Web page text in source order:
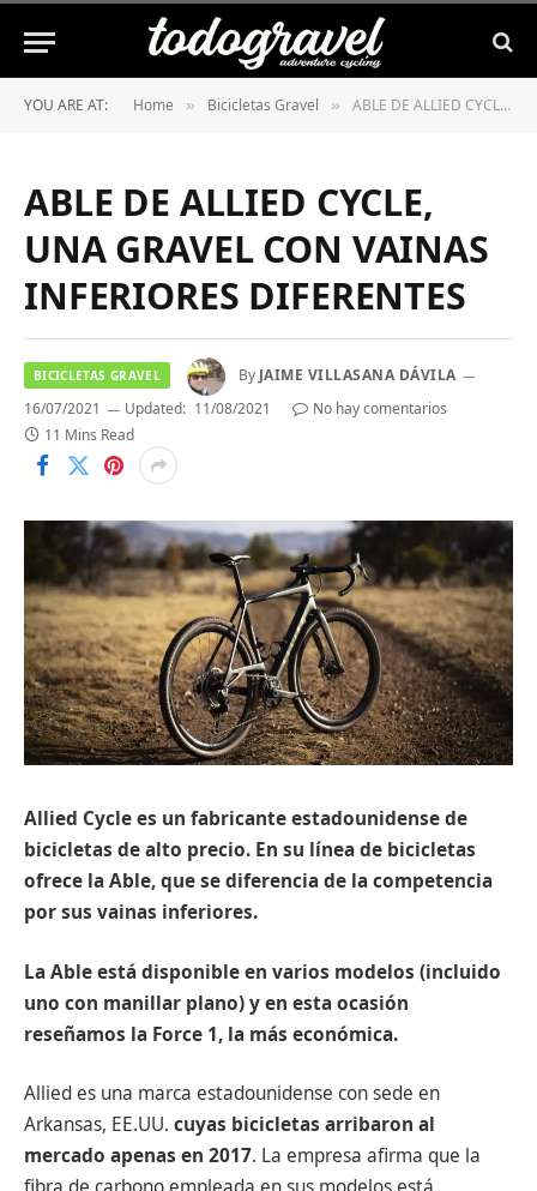
YOU ARE AT: Home » Bicicletas Gravel » ABLE DE ALLIED CYCLE, UNA GRAVEL CON VAINAS INFERIORES DIFERENTES
ABLE DE ALLIED CYCLE,
UNA GRAVEL CON VAINAS
INFERIORES DIFERENTES
BICICLETAS GRAVEL By JAIME VILLASANA DÁVILA
16/07/2021
Updated: 11/08/2021
No hay comentarios
11 Mins Read
Allied Cycle es un fabricante estadounidense de
bicicletas de alto precio. En su línea de bicicletas
ofrece la Able, que se diferencia de la competencia
por sus vainas inferiores.
La Able está disponible en varios modelos (incluido
uno con manillar plano) y en esta ocasión
reseñamos la Force 1, la más económica.
Allied es una marca estadounidense con sede en
Arkansas, EE.UU. cuyas bicicletas arribaron al
mercado apenas en 2017. La empresa afirma que la